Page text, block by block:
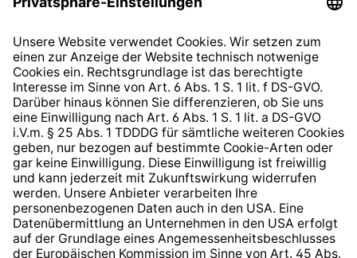
Datenschutzhinweis
Widerrufsrecht
Hinweisgeberschutzsystem
Barrierefreiheit